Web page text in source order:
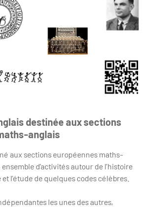
destinée aux sections
anglais
aux sections européennes maths-
d’activités autour de l’histoire
l’étude de quelques codes célèbres.
les unes des autres,